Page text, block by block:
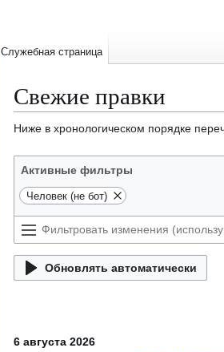
Свежие правки
Перейти
навигации
Перейти
поиску
Ниже в хронологическом порядке
Активные фильтры
Человек (не бот)
Обновлять автоматически
6 августа 2026
Служебная страница